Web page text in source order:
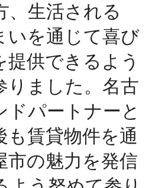
、生活される
いを通じて喜び
提供できるよう
りました。名古
ドパートナーと
も賃貸物件を通
市の魅力を発信